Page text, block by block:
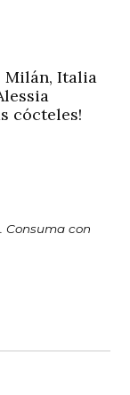
Milán, Italia
cócteles!
Consuma con